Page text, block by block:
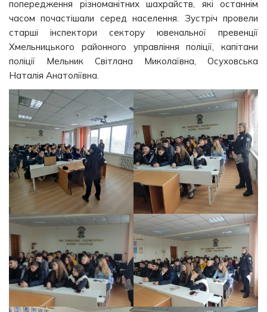
попередження різноманітних шахрайств, які останнім
часом почастішали серед населення. Зустріч провели
старші інспектори сектору ювенальної превенції
Хмельницького районного управління поліції, капітани
поліції Мельник Світлана Миколаївна, Осуховська
Наталія Анатоліївна.